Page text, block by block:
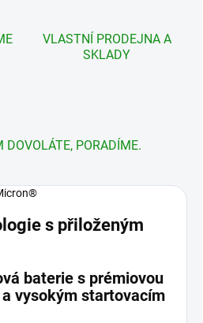
VLASTNÍ PRODEJNA A
SKLADY
DOVOLÁTE, PORADÍME.
s přiloženým
baterie s prémiovou
vysokým startovacím